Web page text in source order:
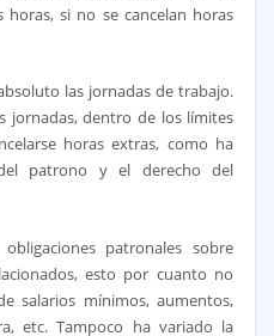
si no se cancelan horas
las jornadas de trabajo.
jornadas, dentro de los límites
horas extras, como ha
patrono y el derecho del
patronales sobre
esto por cuanto no
salarios mínimos, aumentos,
etc. Tampoco ha variado la